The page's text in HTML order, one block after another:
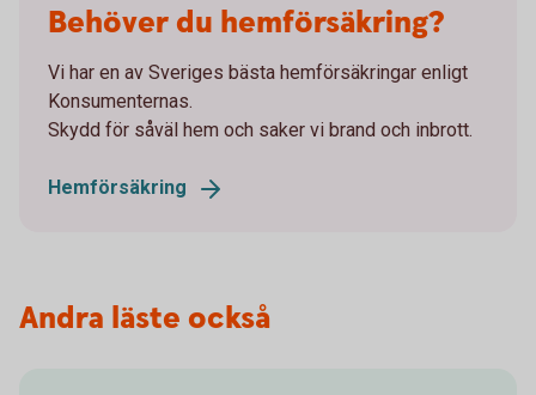
Behöver du hemförsäkring?
Vi har en av Sveriges bästa hemförsäkringar enligt
Konsumenternas.
Skydd för såväl hem och saker vi brand och inbrott.
Hemförsäkring
Andra läste också